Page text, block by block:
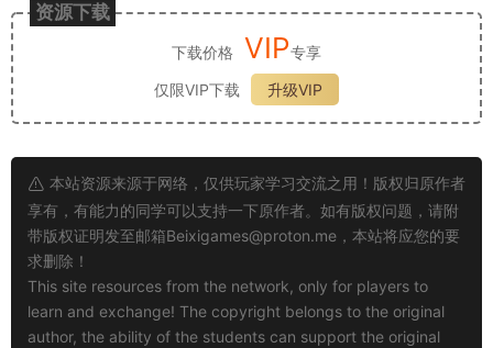
资源下载
下载价格 VIP专享
仅限VIP下载
升级VIP
本站资源来源于网络，仅供玩家学习交流之用！版权归原作者
享有，有能力的同学可以支持一下原作者。如有版权问题，请附
带版权证明发至邮箱Beixigames@proton.me ，本站将应您的要
求删除！
This site resources from the network, only for players to
learn and exchange! The copyright belongs to the original
author, the ability of the students can support the original